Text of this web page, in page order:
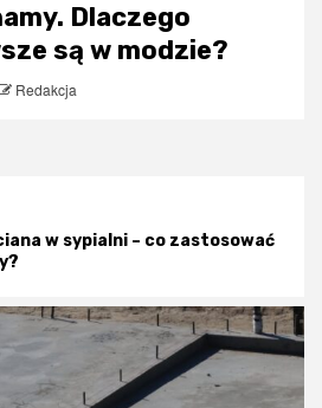
w sypialni – co zastosować
Dlaczego
są w modzie?
Redakcja